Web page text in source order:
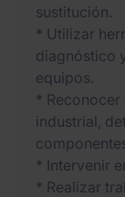
sustitución.
* Utilizar
diagnóstico
equipos.
*
industrial,
* Intervenir
* Realizar